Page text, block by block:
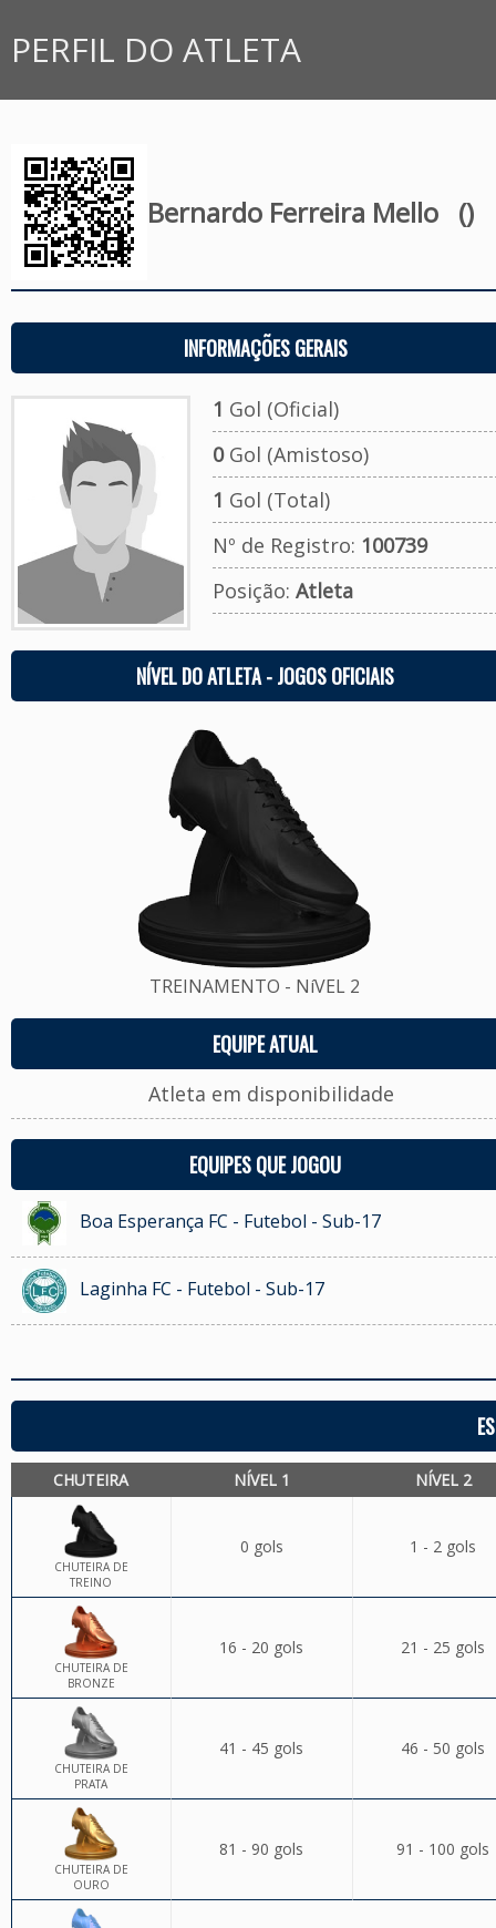
PERFIL DO ATLETA
Bernardo Ferreira Mello ()
INFORMAÇÕES GERAIS
1 Gol (Oficial)
0Gol (Amistoso)
1 Gol (Total)
Nº de Registro: 100739
Posição: Atleta
NÍVEL DO ATLETA - JOGOS OFICIAIS
TREINAMENTO - NíVEL 2
EQUIPE ATUAL
Atleta em disponibilidade
EQUIPES QUE JOGOU
Boa Esperança FC - Futebol - Sub-17
Laginha FC - Futebol - Sub-17
CHUTEIRA NÍVEL 1 NÍVEL 2
CHUTEIRA DE
TREINO
0 gols 1 - 2 gols
CHUTEIRA DE
BRONZE
16 - 20 gols 21 - 25 gols
CHUTEIRA DE
PRATA
41 - 45 gols 46 - 50 gols
CHUTEIRA DE
OURO
81 - 90 gols 91 - 100 gols